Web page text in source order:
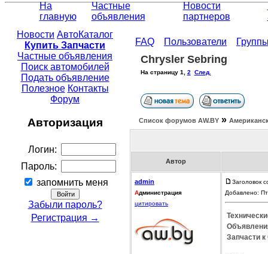
На
главную
Частные
объявления
Новости
партнеров
Новости АвтоКаталог
Купить Запчасти
Частные объявления
Поиск автомобилей
Подать объявление
Полезное Контакты
Форум
Авторизация
Логин:
Пароль:
запомнить меня
Забыли пароль?
Регистрация →
FAQ Пользователи
Chrysler Sebring
На страницу 1 2 След.
Список форумов АW.BY »
Автор
admin
Администрация
цитировать
Заголовок
Добавлено:
Запчасти